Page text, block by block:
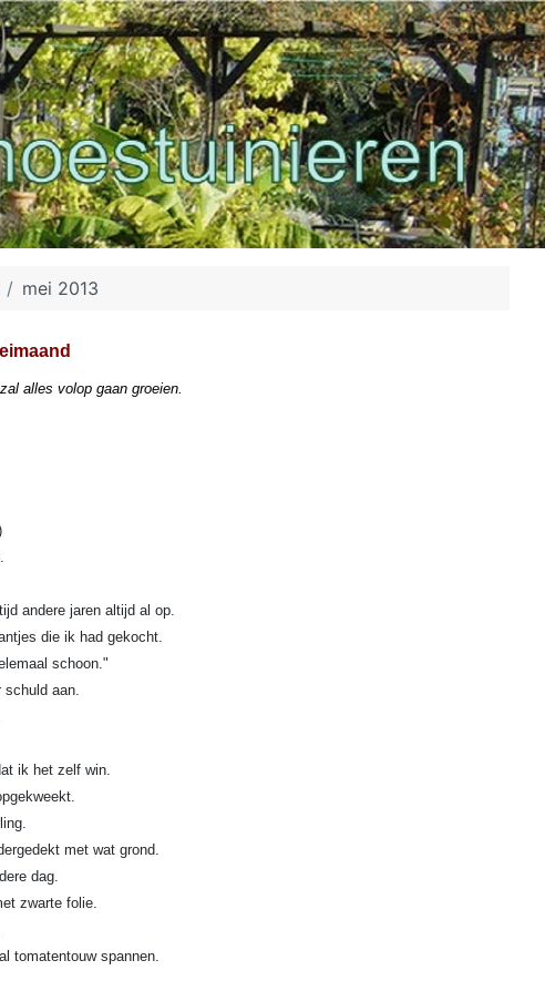
mei 2013
alles volop gaan groeien.
andere jaren altijd al op.
die ik had gekocht.
schoon."
schuld aan.
ik het zelf win.
met wat grond.
dag.
zwarte folie.
tomatentouw spannen.